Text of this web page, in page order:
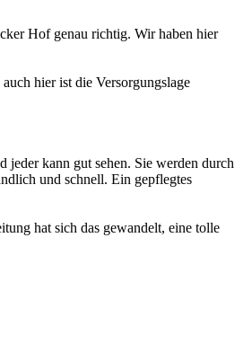
Hof genau richtig. Wir haben hier
hier ist die Versorgungslage
kann gut sehen. Sie werden durch
und schnell. Ein gepflegtes
hat sich das gewandelt, eine tolle